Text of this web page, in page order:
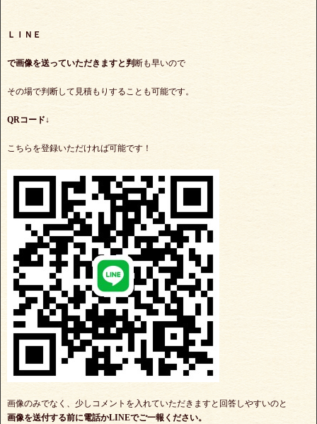
ＬＩＮＥ
で画像を送っていただきますと判 断も早いので
その場で判断して見積もりすることも可能です。
QRコード↓
こちらを登録いただければ可能です！
画像のみでなく、少しコメントを入れていただきますと回答しやすいのと
画像を送付する前に電話かLINEでご一報ください。